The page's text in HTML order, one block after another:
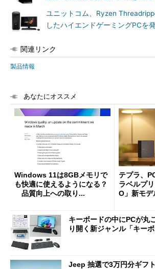
ユニットコム、Ryzen
したハイエンドゲーミングPCを
関連リンク
製品情報
あなたにオススメ
Windows 11は8GBメモリで
も快適に使えるようになる？
品質向上への取り...
テプラ、
ラベルプ
O」新モデ
キーボードの中にPCが
り開く新ジャンル「キー
Jeep 抽選で3万円分ギフ